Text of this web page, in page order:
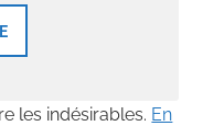
les indésirables. En